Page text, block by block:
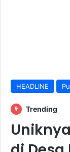
HEADLINE
Trending